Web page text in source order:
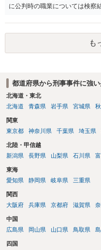
に公判時の職業については検察
も
都道府県から刑事事件に強
北海道・東北
北海道
青森県 岩手県 宮城県
関東
東京都
神奈川県 千葉県 埼玉県
北陸・甲信越
新潟県
長野県 山梨県 石川県
東海
愛知県
静岡県 岐阜県 三重県
関西
大阪府
兵庫県 京都府 滋賀県
中国
広島県
岡山県 山口県 鳥取県
四国